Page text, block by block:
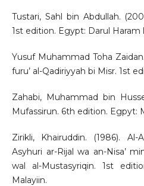
Tustari, Sahl bin Abdullah.
1st edition. Egypt: Darul Haram
Yusuf Muhammad Toha
furu’ al-Qadiriyyah bi Misr. 1st
Zahabi, Muhammad bin
Mufassirun. 6th edition. Egpyt:
Zirikli, Khairuddin. (1986). Al-
Asyhuri ar-Rijal wa an-Nisa’
wal al-Mustasyriqin. 1st
Malayiin.